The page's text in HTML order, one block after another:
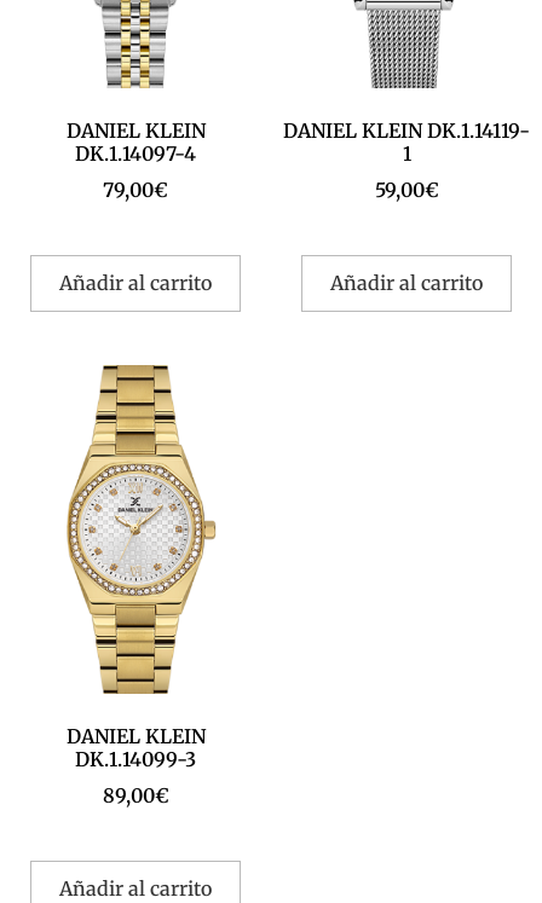
DANIEL KLEIN
DK.1.14097-4
79,00€
Añadir al carrito
DANIEL KLEIN DK.1.14119-
1
59,00€
Añadir al carrito
DANIEL KLEIN
DK.1.14099-3
89,00€
Añadir al carrito